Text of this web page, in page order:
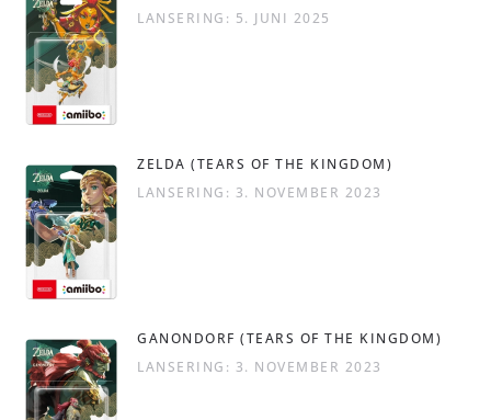
LANSERING: 5. JUNI 2025
ZELDA (TEARS OF THE KINGDOM)
LANSERING: 3. NOVEMBER 2023
GANONDORF (TEARS OF THE KINGDOM)
LANSERING: 3. NOVEMBER 2023